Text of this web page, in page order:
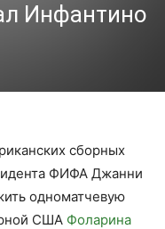
Инфантино
сборных
ФИФА Джанни
одноматчевую
США Фоларина